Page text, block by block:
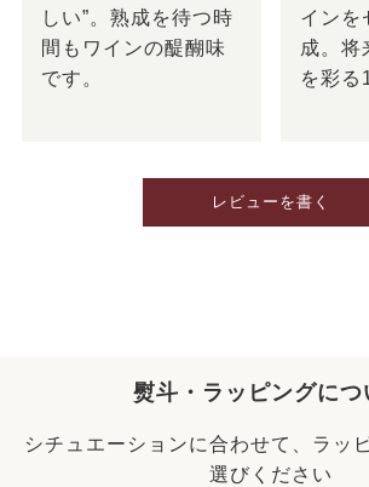
しい”。熟成を待つ時
間もワインの醍醐味
です。
インを
成。将
を彩る
レビューを書く
熨斗・ラッピングにつ
シチュエーションに合わせて、ラッ
選びください